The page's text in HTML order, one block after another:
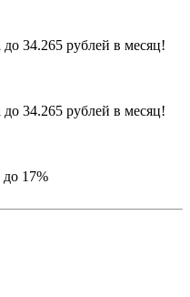
34.265 рублей в месяц!
34.265 рублей в месяц!
17%